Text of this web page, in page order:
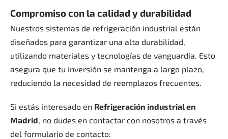
Compromiso con la calidad y durabilidad
Nuestros sistemas de refrigeración industrial están
diseñados para garantizar una alta durabilidad,
utilizando materiales y tecnologías de vanguardia. Esto
asegura que tu inversión se mantenga a largo plazo,
reduciendo la necesidad de reemplazos frecuentes.
Si estás interesado en Refrigeración industrial en
Madrid , no dudes en contactar con nosotros a través
del formulario de contacto: